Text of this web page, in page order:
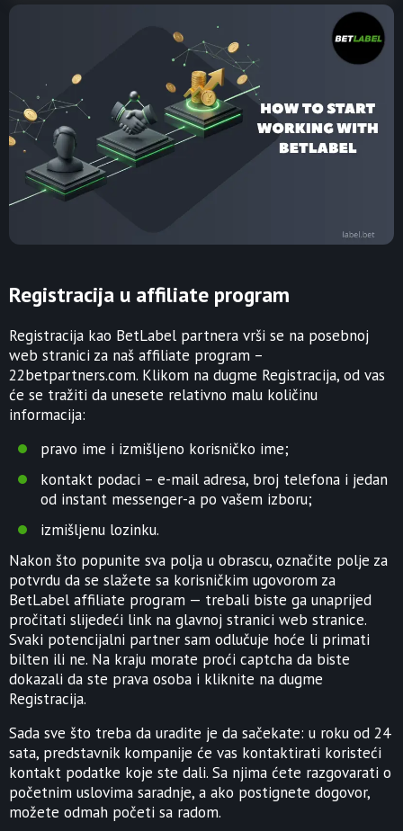
Registracija u affiliate program
Registracija kao BetLabel partnera vrši se na posebnoj
web stranici za naš affiliate program –
22betpartners.com. Klikom na dugme Registracija, od vas
će se tražiti da unesete relativno malu količinu
informacija:
pravo ime i izmišljeno korisničko ime;
kontakt podaci – e-mail adresa, broj telefona i jedan
od instant messenger-a po vašem izboru;
izmišljenu lozinku.
Nakon što popunite sva polja u obrascu, označite polje za
potvrdu da se slažete sa korisničkim ugovorom za
BetLabel affiliate program — trebali biste ga unaprijed
pročitati slijedeći link na glavnoj stranici web stranice.
Svaki potencijalni partner sam odlučuje hoće li primati
bilten ili ne. Na kraju morate proći captcha da biste
dokazali da ste prava osoba i kliknite na dugme
Registracija.
Sada sve što treba da uradite je da sačekate: u roku od 24
sata, predstavnik kompanije će vas kontaktirati koristeći
kontakt podatke koje ste dali. Sa njima ćete razgovarati o
početnim uslovima saradnje, a ako postignete dogovor,
možete odmah početi sa radom.